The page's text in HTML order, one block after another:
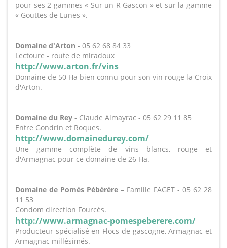
pour ses 2 gammes « Sur un R Gascon » et sur la gamme
« Gouttes de Lunes ».
Domaine d'Arton - 05 62 68 84 33
Lectoure - route de miradoux
http://www.arton.fr/vins
Domaine de 50 Ha bien connu pour son vin rouge la Croix
d'Arton.
Domaine du Rey - Claude Almayrac - 05 62 29 11 85
Entre Gondrin et Roques.
http://www.domainedurey.com/
Une gamme complète de vins blancs, rouge et
d'Armagnac pour ce domaine de 26 Ha.
Domaine de Pomès Pébérère – Famille FAGET - 05 62 28
11 53
Condom direction Fourcès.
http://www.armagnac-pomespeberere.com/
Producteur spécialisé en Flocs de gascogne, Armagnac et
Armagnac millésimés.